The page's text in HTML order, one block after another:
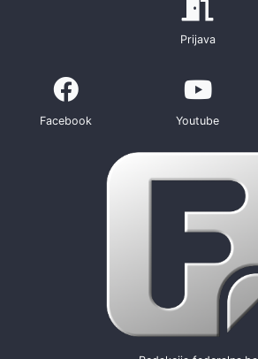
Prijava
Facebook Youtube